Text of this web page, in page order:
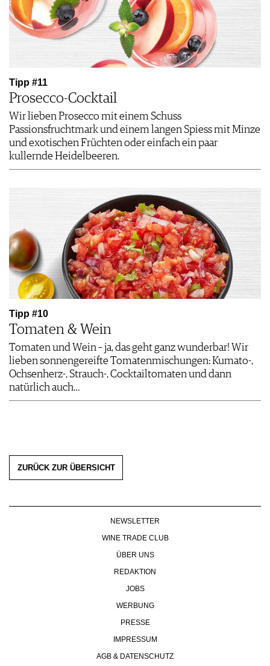
Tipp #11
Prosecco-Cocktail
Wir lieben Prosecco mit einem Schuss
Passionsfruchtmark und einem langen Spiess mit Minze
und exotischen Früchten oder einfach ein paar
kullernde Heidelbeeren.
Tipp #10
Tomaten & Wein
Tomaten und Wein – ja, das geht ganz wunderbar! Wir
lieben sonnengereifte Tomatenmischungen: Kumato-,
Ochsenherz-, Strauch-, Cocktailtomaten und dann
natürlich auch…
ZURÜCK ZUR ÜBERSICHT
NEWSLETTER
WINE TRADE CLUB
ÜBER UNS
REDAKTION
JOBS
WERBUNG
PRESSE
IMPRESSUM
AGB & DATENSCHUTZ